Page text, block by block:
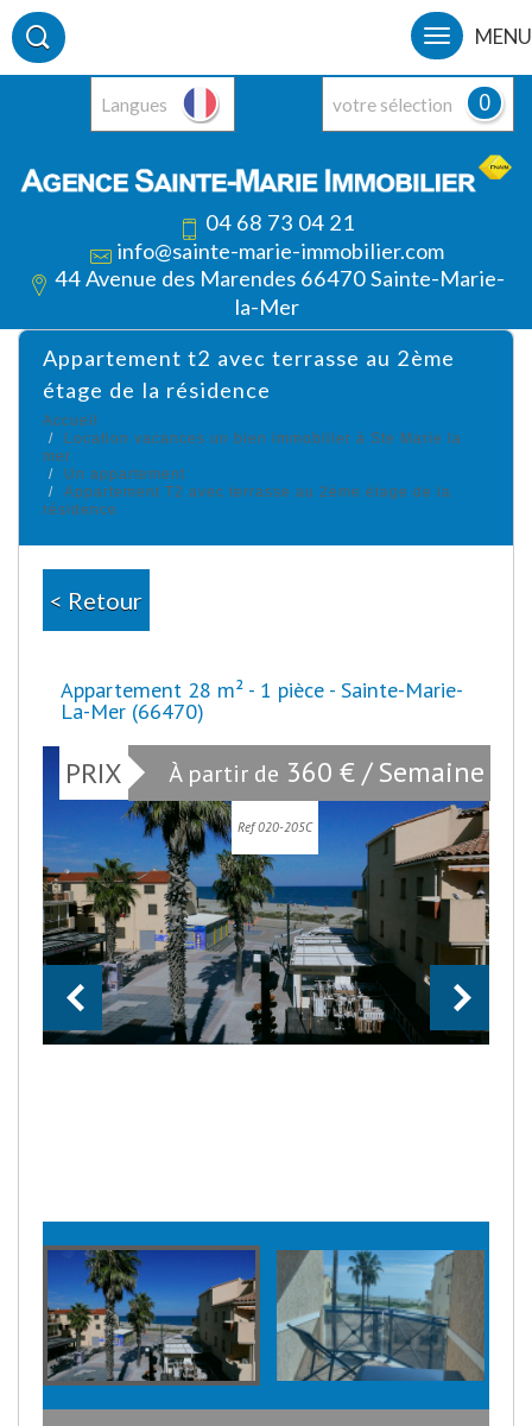
Langues votre sélection 0
04 68 73 04 21
info@sainte-marie-immobilier.com
44 Avenue des Marendes 66470 Sainte-Marie-
la-Mer
MENU
appartement t2 avec terrasse au 2ème
étage de la résidence
Accueil
Location vacances un bien immobilier à Ste Marie la
mer
Un appartement
Appartement T2 avec terrasse au 2ème étage de la
résidence
< Retour
Appartement 28 m² - 1 pièce - Sainte-Marie-
La-Mer (66470)
PRIX À partir de 360 € / Semaine
Ref 020-205C